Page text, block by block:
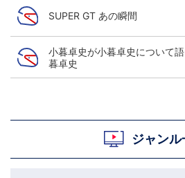
SUPER GT あの瞬間
小暮卓史が小暮卓史について
暮卓史
ジャンル